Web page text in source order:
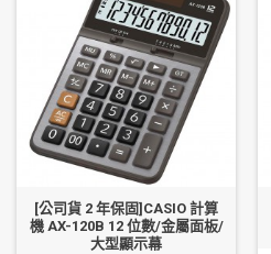
[公司貨 2 年保固]CASIO 計算
機 AX-120B 12 位數/金屬面板/
大型顯示幕